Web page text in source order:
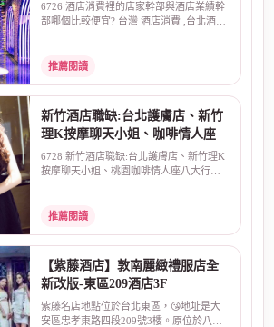
6726 酒店消費裡的店家幹部與酒店業績幹
部哪個比較便宜? 台灣 酒店消費 ,台北酒店
推薦閱讀
新竹酒店職缺:台北護膚店、新竹
理K按摩聊天小姐、咖啡情人座
6728 新竹酒店職缺:台北護膚店、新竹理K
按摩聊天小姐、桃園咖啡情人座八大行
推薦閱讀
【紫藤酒店】敦南麗緻禮服店全
新改版-東區209酒店3F
紫藤名店地點位於台北東區，😘地址是大
安區忠孝東路四段209號3樓。原位於八德